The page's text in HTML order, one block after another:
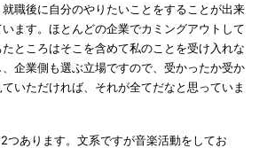
職後に自分のやりたいことをすることが出来
ます。ほとんどの企業でカミングアウトして
ところはそこを含めて私のことを受け入れな
企業側も選ぶ立場ですので、受かったか受か
いただければ、それが全てだなと思っていま
つあります。文系ですが音楽活動をしてお